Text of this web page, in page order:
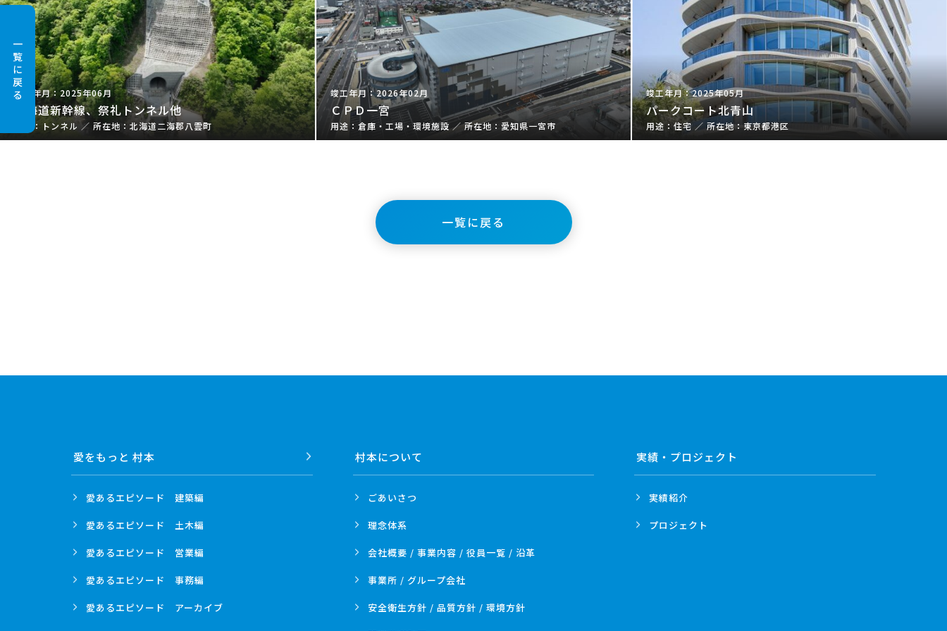
一
覧
に
戻
る
2025年06月
北海道新幹線、祭礼トンネル他
トンネル ／ 北海道二海郡八雲町
2026年02月
ＣＰＤ一宮
倉庫・工場・環境施設 ／ 愛知県一宮市
2025年05月
パークコート北青山
住宅 ／ 東京都港区
一覧に戻る
愛をもっと 村本
愛あるエピソード 建築編
愛あるエピソード 土木編
愛あるエピソード 営業編
愛あるエピソード 事務編
愛あるエピソード アーカイブ
村本について
ごあいさつ
理念体系
会社概要 / 事業内容 / 役員一覧 / 沿革
事業所 / グループ会社
安全衛生方針 / 品質方針 / 環境方針
実績・プロジェクト
実績紹介
プロジェクト